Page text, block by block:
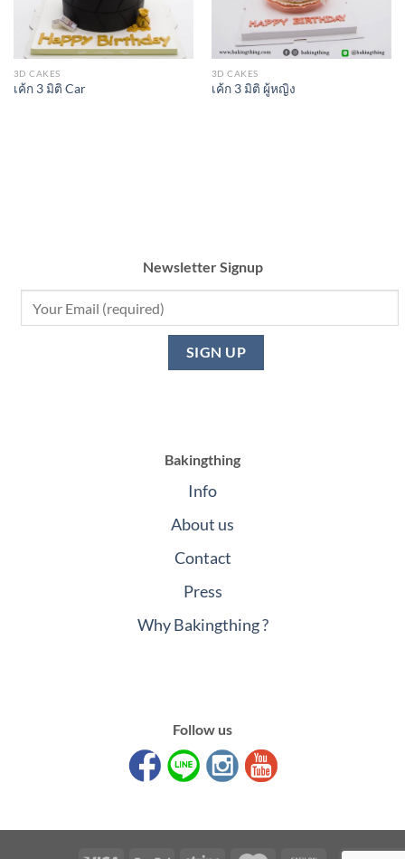
3D CAKES
เค้ก 3 มิติ Car
3D CAKES
เค้ก 3 มิติ ผู้หญิง
Newsletter Signup
Bakingthing
Info
About us
Contact
Press
Why Bakingthing ?
Follow us